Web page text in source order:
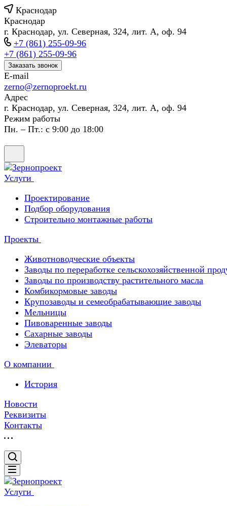
Краснодар
Краснодар
г. Краснодар, ул. Северная, 324, лит. А, оф. 94
+7 (861) 255-09-96
+7 (861) 255-09-96
Заказать звонок
E-mail
zerno@zernoproekt.ru
Адрес
г. Краснодар, ул. Северная, 324, лит. А, оф. 94
Режим работы
Пн. – Пт.: с 9:00 до 18:00
Услуги
Проектирование
Подбор оборудования
Строительно монтажные работы
Проекты
Животноводческие объекты
Заводы по переработке сельскохозяйственной
Заводы по производству растительного масла
Комбикормовые заводы
Крупозаводы и семеобрабатывающие заводы
Мельницы
Пивоваренные заводы
Сахарные заводы
Элеваторы
О компании
История
Новости
Реквизиты
Контакты
Услуги